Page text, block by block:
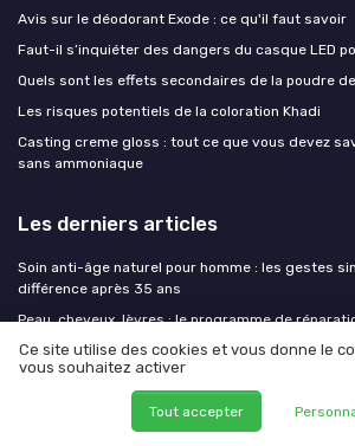
Avis sur le déodorant Exode : ce qu'il faut savoir
Faut-il s’inquiéter des dangers du casque LED
Quels sont les effets secondaires de la poudre
Les risques potentiels de la coloration Khadi
Casting creme gloss : tout ce que vous devez
sans ammoniaque
Les derniers articles
Soin anti-âge naturel pour homme : les gestes
différence après 35 ans
Peau, cheveux, lèvres : le programme de
premiers coups de soleil
Test Evoluderm Routine 100% Vitamine C : une
donner un peu de peps au teint
Test Beurre de karité raffiné Mystic Moments 5
Ce site utilise des cookies et vous donne le
vous souhaitez activer
Tout accepter